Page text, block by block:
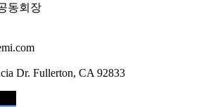
동회장
Dr. Fullerton, CA 92833